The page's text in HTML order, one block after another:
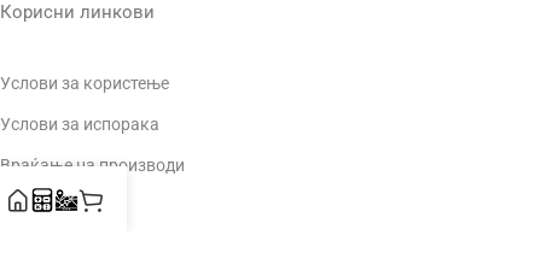
Корисни линкови
Услови за користење
Услови за испорака
Враќање на производи
За Нас